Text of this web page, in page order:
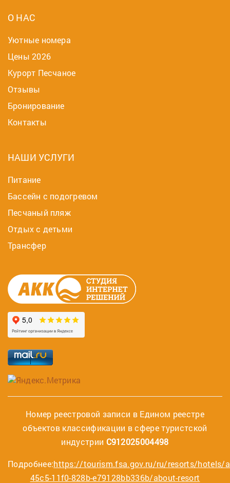
О НАС
Уютные номера
Цены 2026
Курорт Песчаное
Отзывы
Бронирование
Контакты
НАШИ УСЛУГИ
Питание
Бассейн с подогревом
Песчаный пляж
Отдых с детьми
Трансфер
Номер реестровой записи в Едином реестре
объектов классификации в сфере туристской
индустрии С912025004498
Подробнее:https://tourism.fsa.gov.ru/ru/resorts/hotels/
45c5-11f0-828b-e79128bb336b/about-resort